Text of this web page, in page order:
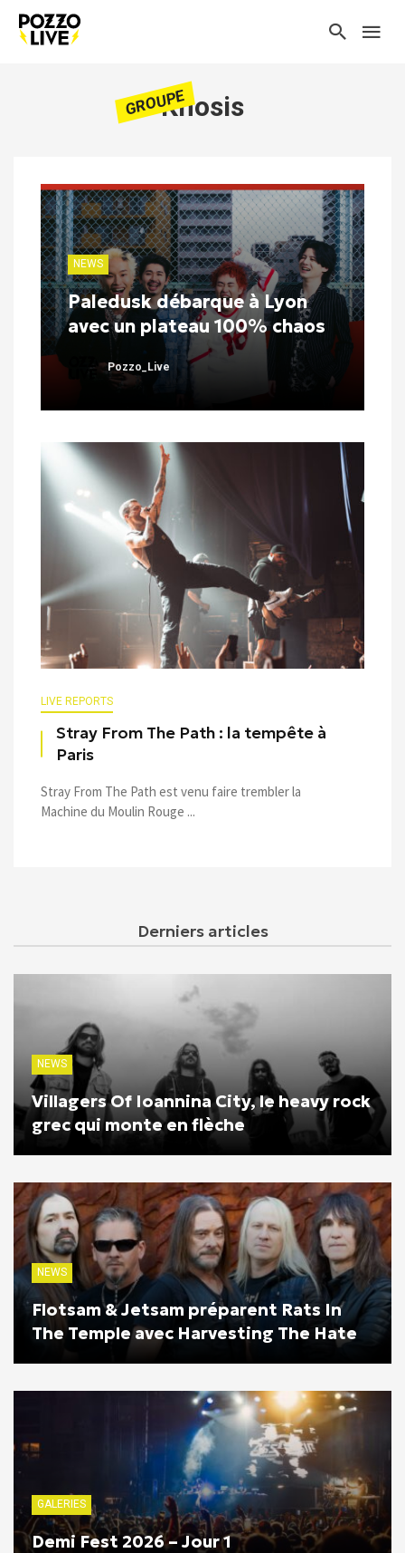
GROUPEKnosis
NEWS
Paledusk débarque à Lyon
avec un plateau 100% chaos
Pozzo_Live
LIVE REPORTS
Stray From The Path : la tempête à
Paris
Stray From The Path est venu faire trembler la
Machine du Moulin Rouge ...
Derniers articles
NEWS
Villagers Of Ioannina City, le heavy rock
grec qui monte en flèche
NEWS
Flotsam & Jetsam préparent Rats In
The Temple avec Harvesting The Hate
GALERIES
Demi Fest 2026 – Jour 1